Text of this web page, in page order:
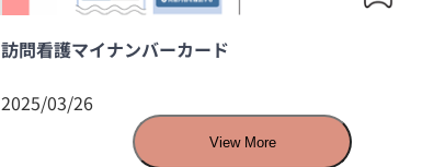
訪問看護マイナンバーカード
2025/03/26
View More